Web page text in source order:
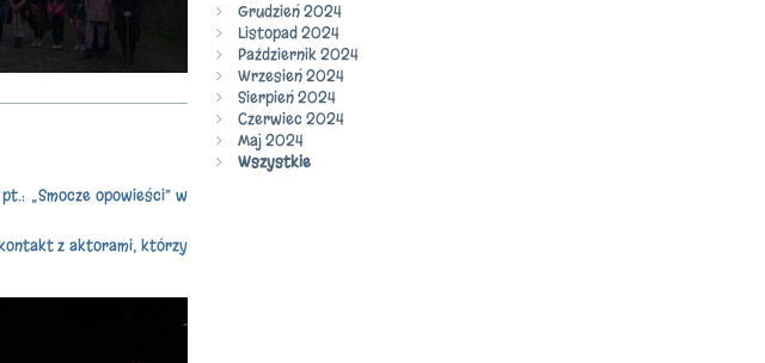
„Smocze opowieści” w
z aktorami, którzy
Grudzień 2024
Listopad 2024
Październik 2024
Wrzesień 2024
Sierpień 2024
Czerwiec 2024
Maj 2024
Wszystkie